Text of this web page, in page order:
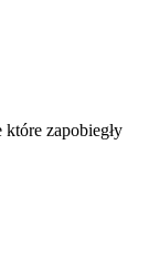
zapobiegły